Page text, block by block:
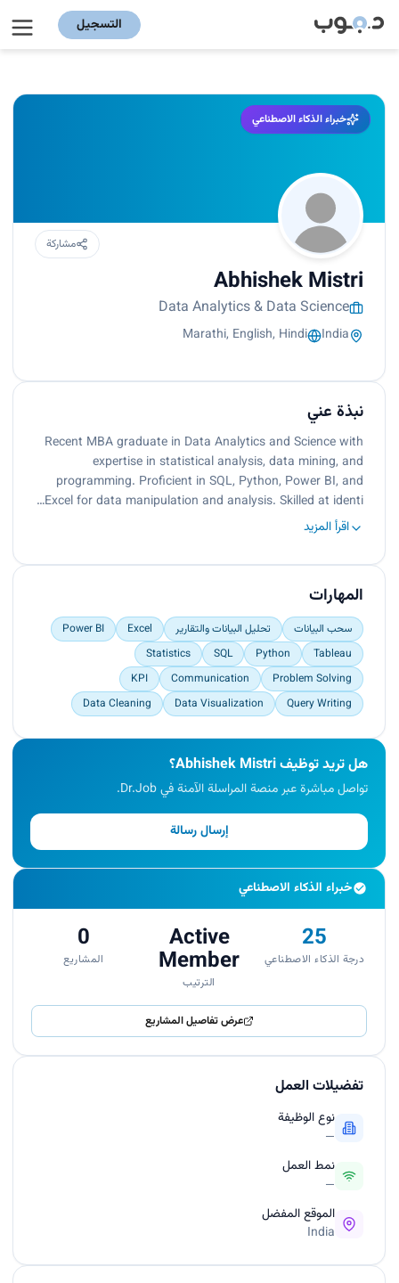
التسجيل
خبراء الذكاء الاصطناعي
مشاركة
Abhishek Mistri
Data Analytics & Data Science
India
Marathi, English, Hindi
نبذة عني
Recent MBA graduate in Data Analytics and Science with
expertise in statistical analysis, data mining, and
programming. Proficient in SQL, Python, Power BI, and
Excel for data manipulation and analysis. Skilled at identi…
اقرأ المزيد
المهارات
سحب البيانات تحليل البيانات والتقارير Excel
Power BI
Tableau
Python
SQL
Statistics
Problem Solving
Communication
KPI
Query Writing
Data Visualization
Data Cleaning
هل تريد توظيف Abhishek Mistri؟
تواصل مباشرة عبر منصة المراسلة الآمنة في Dr.Job.
إرسال رسالة
خبراء الذكاء الاصطناعي
25
درجة الذكاء الاصطناعي
Active
Member
الترتيب
0
المشاريع
عرض تفاصيل المشاريع
تفضيلات العمل
نوع الوظيفة
—
نمط العمل
—
الموقع المفضل
India